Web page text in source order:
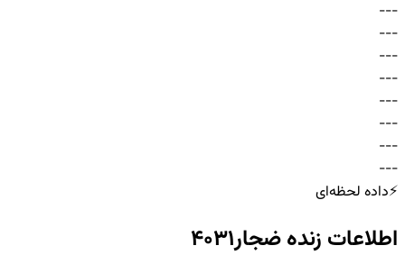
-
-
-
-
-
-
-
-
-
-
-
-
-
-
-
-
-
-
-
-
-
-
-
-
⚡داده لحظه‌ای
اطلاعات زندهضجار4031